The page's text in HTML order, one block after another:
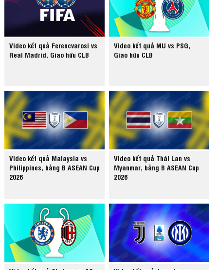
Video kết quả Ferencvarosi vs
Real Madrid, Giao hữu CLB
Video kết quả MU vs PSG,
Giao hữu CLB
Video kết quả Malaysia vs
Philippines, bảng B ASEAN Cup
2026
Video kết quả Thái Lan vs
Myanmar, bảng B ASEAN Cup
2026